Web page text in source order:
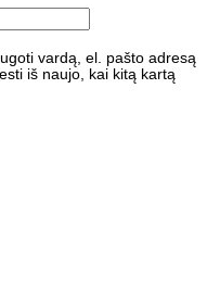
vardą, el. pašto adresą
iš naujo, kai kitą kartą